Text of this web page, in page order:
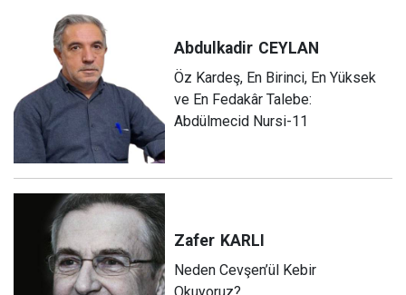
Abdulkadir CEYLAN
Öz Kardeş, En Birinci, En Yüksek
ve En Fedakâr Talebe:
Abdülmecid Nursi-11
Zafer KARLI
Neden Cevşen’ül Kebir